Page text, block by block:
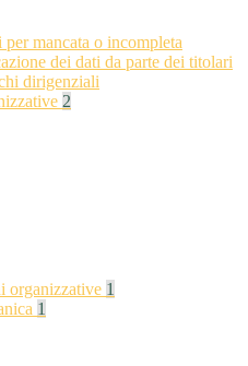
per mancata o incompleta
dei dati da parte dei titolari
dirigenziali
2
organizzative 1
1